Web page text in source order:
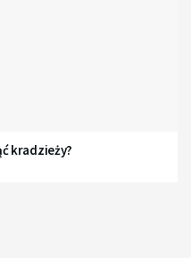
kradzieży?